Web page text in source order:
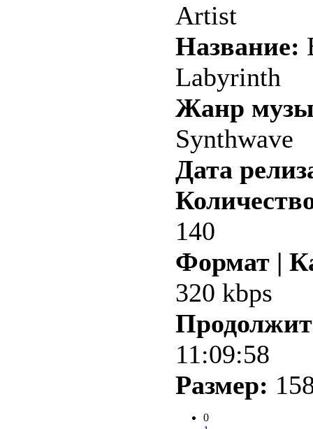
Artist
Название:
Labyrinth
Жанр
Synthwave
Дата
140
Формат |
320 kbps
11:09:58
Размер:
0